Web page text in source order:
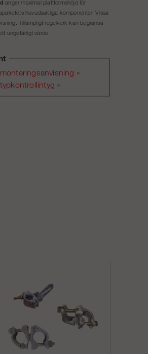
anger maximal plattformshöjd för
huvudsakliga komponenter. Vissa
Tillämpligt regelverk kan begränsa
ungefärligt värde.
»
»